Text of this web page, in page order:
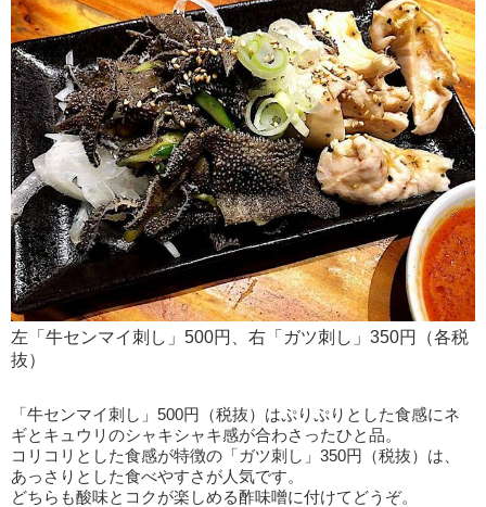
左「牛センマイ刺し」500円、右「ガツ刺し」350円（各税
抜）
「牛センマイ刺し」500円（税抜）はぷりぷりとした食感にネ
ギとキュウリのシャキシャキ感が合わさったひと品。
コリコリとした食感が特徴の「ガツ刺し」350円（税抜）は、
あっさりとした食べやすさが人気です。
どちらも酸味とコクが楽しめる酢味噌に付けてどうぞ。